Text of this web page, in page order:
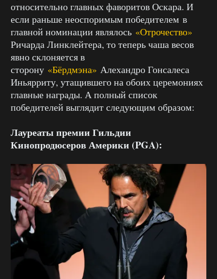
относительно главных фаворитов Оскара. И
если раньше неоспоримым победителем в
главной номинации являлось «Отрочество»
Ричарда Линклейтера, то теперь чаша весов
явно склоняется в
сторону «Бёрдмэна» Алехандро Гонсалеса
Иньярриту, утащившего на обоих церемониях
главные награды. А полный список
победителей выглядит следующим образом:
Лауреаты премии Гильдии
Кинопродюсеров Америки (PGA):